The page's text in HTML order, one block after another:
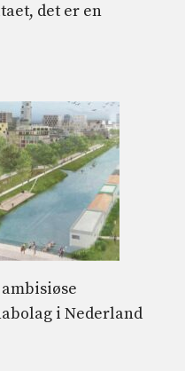
det er en
i Nederland